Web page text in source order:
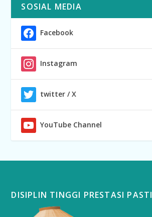
SOSIAL MEDIA
Facebook
Instagram
twitter / X
YouTube Channel
DISIPLIN TINGGI PRESTASI PASTI